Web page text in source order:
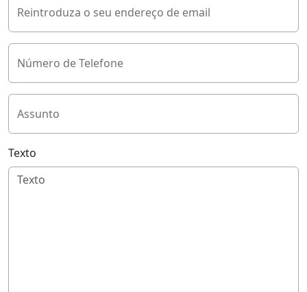
Reintroduza o seu endereço de email
Número de Telefone
Assunto
Texto